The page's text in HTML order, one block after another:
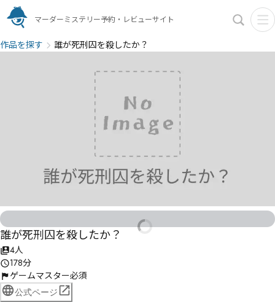
マーダーミステリー予約・レビューサイト
作品を探す 誰が死刑囚を殺したか？
誰が死刑囚を殺したか？
4人
178分
ゲームマスター必須
公式ページ